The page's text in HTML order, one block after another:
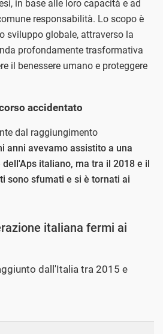
in base alle loro capacità e ad
responsabilità. Lo scopo è
sviluppo globale, attraverso la
profondamente trasformativa
il benessere umano e proteggere
accidentato
dal raggiungimento
anni avevamo assistito a una
italiano, ma tra il 2018 e il
sono sfumati e si è tornati ai
italiana fermi ai
dall'Italia tra 2015 e